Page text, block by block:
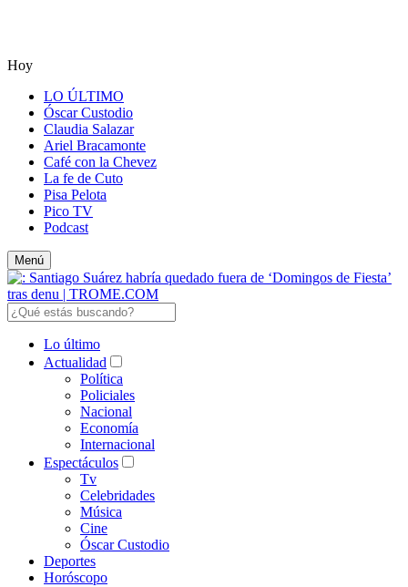
Hoy
LO ÚLTIMO
Óscar Custodio
Claudia Salazar
Ariel Bracamonte
Café con la Chevez
La fe de Cuto
Pisa Pelota
Pico TV
Podcast
Menú
Lo último
Actualidad
Política
Policiales
Nacional
Economía
Internacional
Espectáculos
Tv
Celebridades
Música
Cine
Óscar Custodio
Deportes
Horóscopo